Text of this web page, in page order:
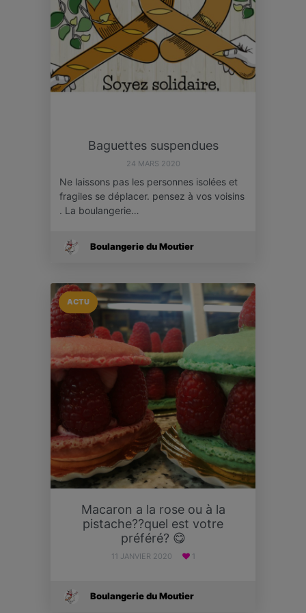
Baguettes suspendues
24 MARS 2020
Ne laissons pas les personnes isolées et
fragiles se déplacer. pensez à vos voisins
. La boulangerie…
Boulangerie du Moutier
ACTU
Macaron a la rose ou à la
pistache??quel est votre
préféré? 😋
11 JANVIER 2020 1
Boulangerie du Moutier